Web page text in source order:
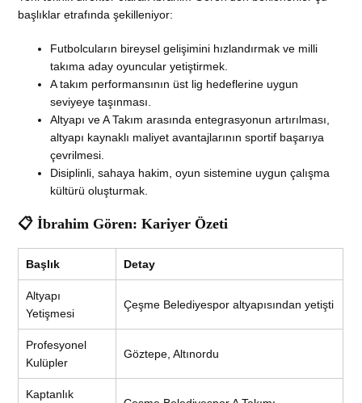
başlıklar etrafında şekilleniyor:
Futbolcuların bireysel gelişimini hızlandırmak ve milli
takıma aday oyuncular yetiştirmek.
A takım performansının üst lig hedeflerine uygun
seviyeye taşınması.
Altyapı ve A Takım arasında entegrasyonun artırılması,
altyapı kaynaklı maliyet avantajlarının sportif başarıya
çevrilmesi.
Disiplinli, sahaya hakim, oyun sistemine uygun çalışma
kültürü oluşturmak.
📋 İbrahim Gören: Kariyer Özeti
Başlık Detay
Altyapı
Yetişmesi
Çeşme Belediyespor altyapısından yetişti
Profesyonel
Kulüpler
Göztepe, Altınordu
Kaptanlık